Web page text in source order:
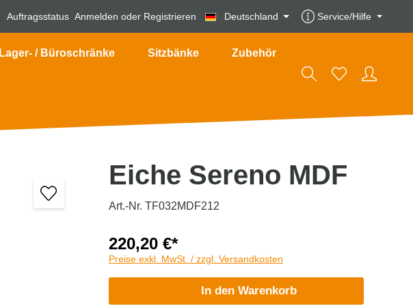
Auftragsstatus Anmelden oder Registrieren Deutschland Service/Hilfe
Lager- / Büroschränke Sitzbänke Zubehör
Eiche Sereno MDF
Art.-Nr. TF032MDF212
220,20 €*
Preise exkl. MwSt. / zzgl. Versandkosten
In den Warenkorb